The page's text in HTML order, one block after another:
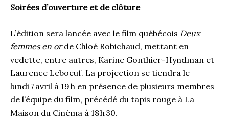
Soirées d’ouverture et de clôture
L’édition sera lancée avec le film québécois Deux
femmes en orde Chloé Robichaud, mettant en
vedette, entre autres, Karine Gonthier-Hyndman et
Laurence Leboeuf. La projection se tiendra le
lundi 7 avril à 19 h en présence de plusieurs membres
de l’équipe du film, précédé du tapis rouge à La
Maison du Cinéma à 18 h 30.